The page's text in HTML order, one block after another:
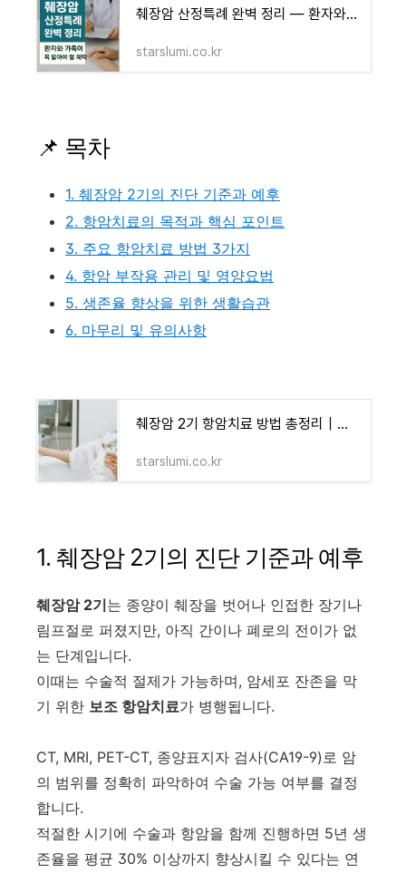
췌장암 산정특례 완벽 정리 — 환자와 가족이 꼭 알아야 할 혜택 - 블루 오아시스 정보 모음
starslumi.co.kr
📌 목차
1. 췌장암 2기의 진단 기준과 예후
2. 항암치료의 목적과 핵심 포인트
3. 주요 항암치료 방법 3가지
4. 항암 부작용 관리 및 영양요법
5. 생존율 향상을 위한 생활습관
6. 마무리 및 유의사항
췌장암 2기 항암치료 방법 총정리｜생존율 높이는 최신 치료 전략 - 블루 오아시스 정보 모음
starslumi.co.kr
1. 췌장암 2기의 진단 기준과 예후
췌장암 2기는 종양이 췌장을 벗어나 인접한 장기나
림프절로 퍼졌지만, 아직 간이나 폐로의 전이가 없
는 단계입니다.
이때는 수술적 절제가 가능하며, 암세포 잔존을 막
기 위한 보조 항암치료가 병행됩니다.
CT, MRI, PET-CT, 종양표지자 검사(CA19-9)로 암
의 범위를 정확히 파악하여 수술 가능 여부를 결정
합니다.
적절한 시기에 수술과 항암을 함께 진행하면 5년 생
존율을 평균 30% 이상까지 향상시킬 수 있다는 연